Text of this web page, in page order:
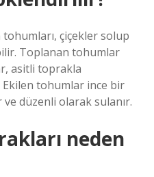
çiçekler solup
Toplanan tohumlar
asitli toprakla
Ekilen tohumlar ince bir
düzenli olarak sulanır.
neden